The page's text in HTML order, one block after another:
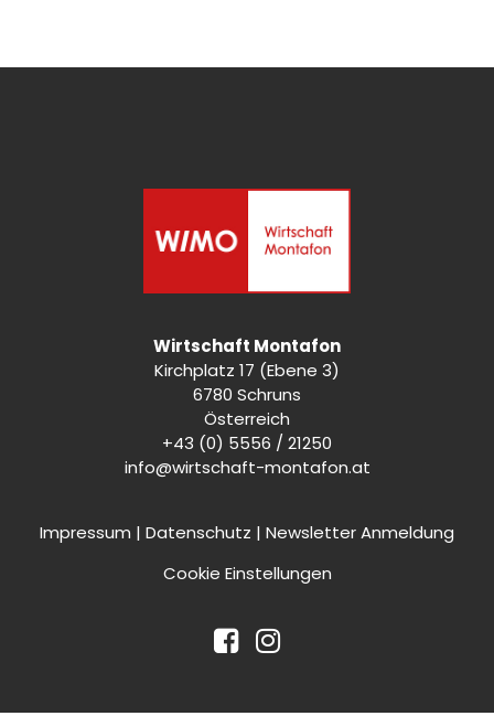
Wirtschaft Montafon
Kirchplatz 17 (Ebene 3)
6780 Schruns
Österreich
+43 (0) 5556 / 21250
info@wirtschaft-montafon.at
Impressum | Datenschutz | Newsletter Anmeldung
Cookie Einstellungen